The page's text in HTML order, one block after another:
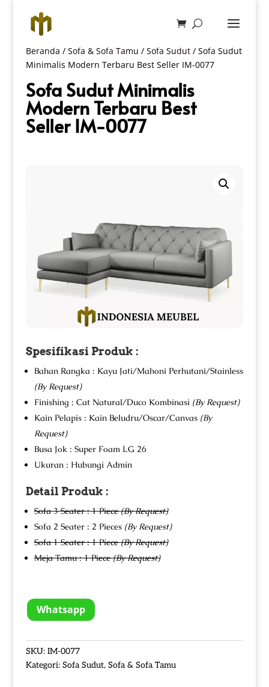
Beranda / Sofa & Sofa Tamu / Sofa Sudut/ Sofa Sudut
Minimalis Modern Terbaru Best Seller IM-0077
Sofa Sudut Minimalis
Modern Terbaru Best
Seller IM-0077
Spesifikasi Produk :
Bahan Rangka : Kayu Jati/Mahoni Perhutani/Stainless
(By Request)
Finishing : Cat Natural/Duco Kombinasi (By Request)
Kain Pelapis : Kain Beludru/Oscar/Canvas (By
Request)
Busa Jok : Super Foam LG 26
Ukuran : Hubungi Admin
Detail Produk :
Sofa 3 Seater : 1 Piece(By Request)
Sofa 2 Seater : 2 Pieces (By Request)
Sofa 1 Seater : 1 Piece(By Request)
Meja Tamu : 1 Piece(By Request)
Whatsapp
SKU: IM-0077
Kategori: Sofa Sudut, Sofa & Sofa Tamu